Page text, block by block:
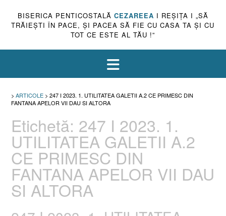
BISERICA PENTICOSTALĂ CEZAREEA I REŞIŢA I „SĂ
TRĂIEŞTI ÎN PACE, ŞI PACEA SĂ FIE CU CASA TA ŞI CU
TOT CE ESTE AL TĂU !”
> ARTICOLE > 247 I 2023. 1. UTILITATEA GALETII A.2 CE PRIMESC DIN
FANTANA APELOR VII DAU SI ALTORA
Etichetă: 247 I 2023. 1.
UTILITATEA GALETII A.2
CE PRIMESC DIN
FANTANA APELOR VII DAU
SI ALTORA